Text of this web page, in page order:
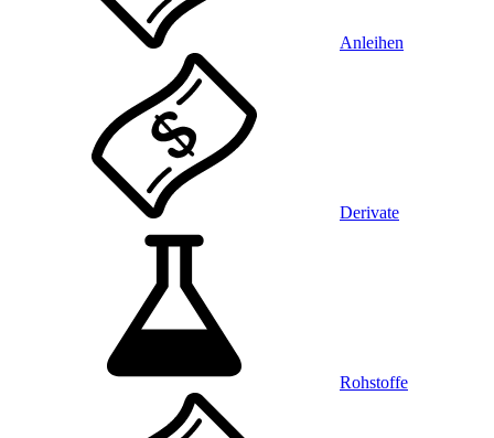
Anleihen
Derivate
Rohstoffe